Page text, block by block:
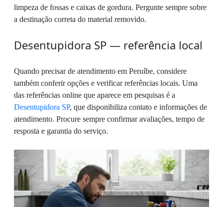
limpeza de fossas e caixas de gordura. Pergunte sempre sobre
a destinação correta do material removido.
Desentupidora SP — referência local
Quando precisar de atendimento em Peruíbe, considere
também conferir opções e verificar referências locais. Uma
das referências online que aparece em pesquisas é a
Desentupidora SP, que disponibiliza contato e informações de
atendimento. Procure sempre confirmar avaliações, tempo de
resposta e garantia do serviço.